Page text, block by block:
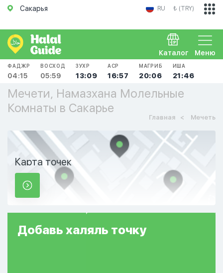
Сакарья RU ₺ (TRY)
Меню
Каталог
ФАДЖР
04:15
ВОСХОД
05:59
ЗУХР
13:09
АСР
16:57
МАГРИБ
20:06
ИША
21:46
Мечети, Намазхана Молельные
Комнаты в Сакарье
Главная Мечеть
Карта точек
Добавь халяль точку